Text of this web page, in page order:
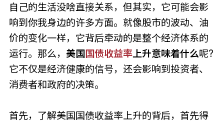
自己的生活没啥直接关系，但其实，它可能会影
响到你我身边的许多方面。就像股市的波动、油
价的变化一样，它背后牵动的是整个经济体系的
运行。那么， 美国国债收益率上升意味着什么呢?
它不仅是经济健康的信号，还会影响到投资者、
消费者和政府的决策。
首先，了解美国国债收益率上升的背后，首先得